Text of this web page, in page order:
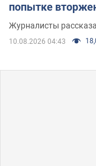
попытке
Журналисты
10.08.2026 04:43